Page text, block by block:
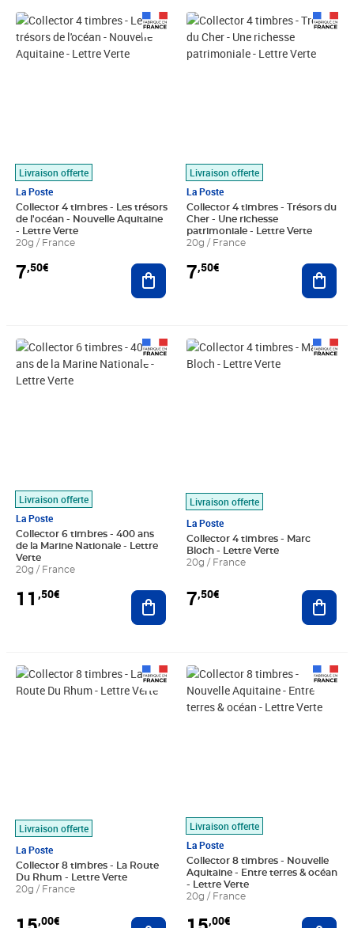
Livraison offerte
La Poste
Collector 4 timbres - Les trésors
de l'océan - Nouvelle Aquitaine
- Lettre Verte
20g / France
7,50€
Prix 7,50€
Ajouter au panier
Livraison offerte
La Poste
Collector 4 timbres - Trésors du
Cher - Une richesse
patrimoniale - Lettre Verte
20g / France
7,50€
Prix 7,50€
Livraison offerte
La Poste
Collector 6 timbres - 400 ans
de la Marine Nationale - Lettre
Verte
20g / France
11 ,50€
Prix 11,50€
Ajouter au panier
Livraison offerte
La Poste
Collector 4 timbres - Marc
Bloch - Lettre Verte
20g / France
7,50€
Prix 7,50€
Livraison offerte
La Poste
Collector 8 timbres - La Route
Du Rhum - Lettre Verte
20g / France
,00€
Prix 15,00€
Ajouter au panier
Livraison offerte
La Poste
Collector 8 timbres - Nouvelle
Aquitaine - Entre terres & océan
- Lettre Verte
20g / France
,00€
Prix 15,00€